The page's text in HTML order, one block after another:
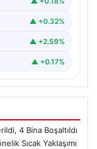
▲ +0.32%
▲ +2.59%
▲ +0.17%
4 Bina Boşaltıldı
Sıcak Yaklaşımı